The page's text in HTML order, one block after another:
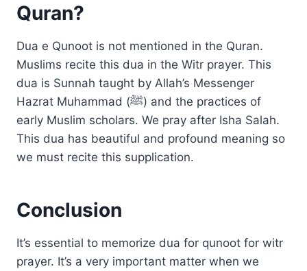
Quran?
Dua e Qunoot is not mentioned in the Quran.
Muslims recite this dua in the Witr prayer. This
dua is Sunnah taught by Allah’s Messenger
Hazrat Muhammad (ﷺ) and the practices of
early Muslim scholars. We pray after Isha Salah.
This dua has beautiful and profound meaning so
we must recite this supplication.
Conclusion
It’s essential to memorize dua for qunoot for witr
prayer. It’s a very important matter when we